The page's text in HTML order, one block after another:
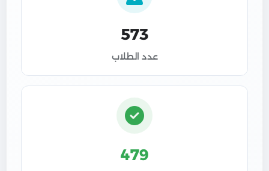
573
عدد الطلاب
479